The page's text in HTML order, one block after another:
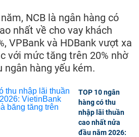
NCB là ngân hàng có
nhất về cho vay khách
VPBank và HDBank vượt xa
với mức tăng trên 20% nhờ
hàng yếu kém.
TOP 10 ngân
hàng có thu
nhập lãi thuần
cao nhất nửa
đầu năm 2026: